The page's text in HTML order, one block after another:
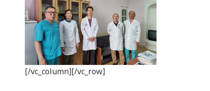
[/vc_column][/vc_row]